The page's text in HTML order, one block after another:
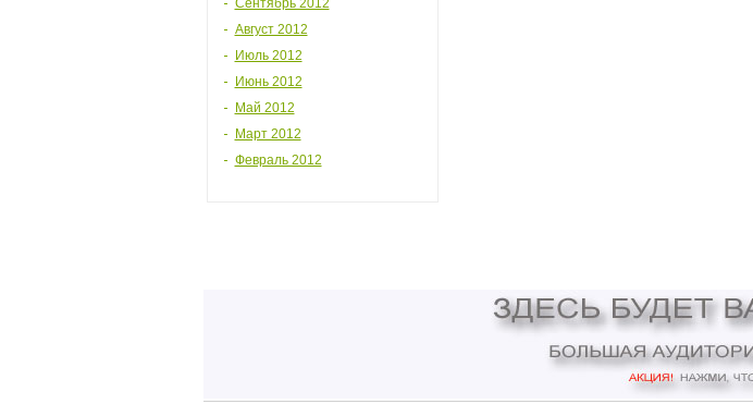
Сентябрь 2012
Август 2012
Июль 2012
Июнь 2012
Май 2012
Март 2012
Февраль 2012